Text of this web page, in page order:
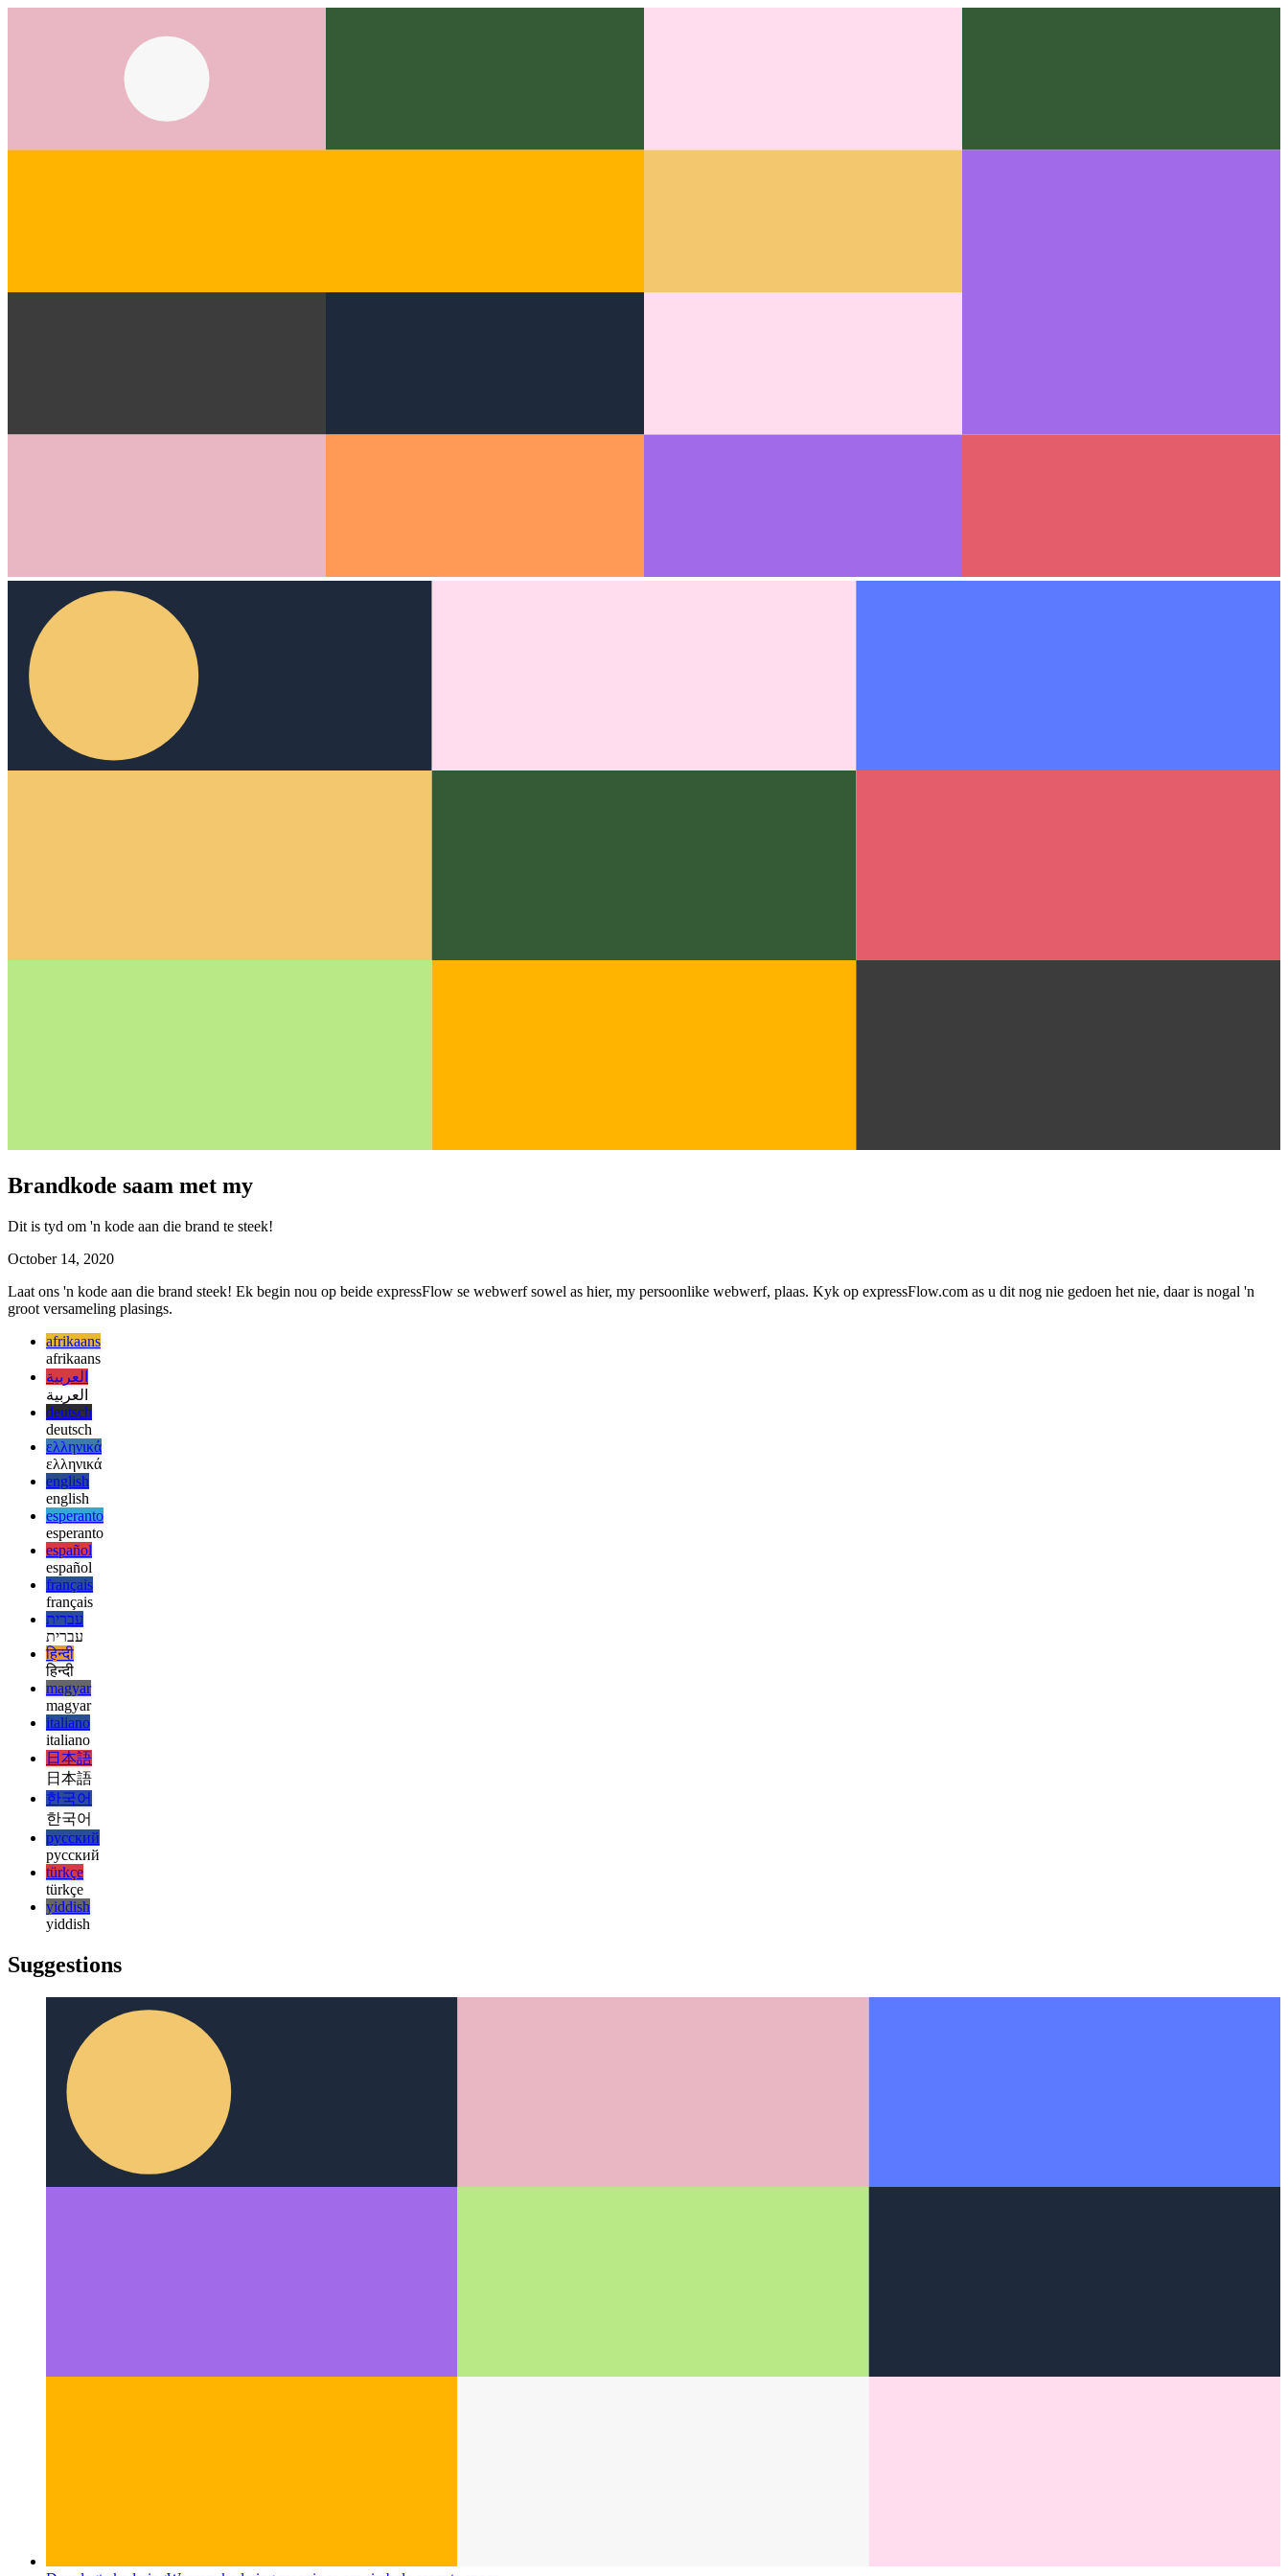
Brandkode saam met my
Dit is tyd om 'n kode aan die brand te steek!
October 14, 2020
Laat ons 'n kode aan die brand steek! Ek begin nou op beide expressFlow se webwerf sowel as hier, my persoonlike webwerf, plaas. Kyk op expressFlow.com as u dit nog nie gedoen het nie, daar is nogal 'n
groot versameling plasings.
afrikaans
afrikaans
العربية
العربية
deutsch
deutsch
ελληνικά
ελληνικά
english
english
esperanto
esperanto
español
español
français
français
עברית
עברית
हिन्दी
हिन्दी
magyar
magyar
italiano
italiano
日本語
日本語
한국어
한국어
русский
русский
türkçe
türkçe
yiddish
Suggestions